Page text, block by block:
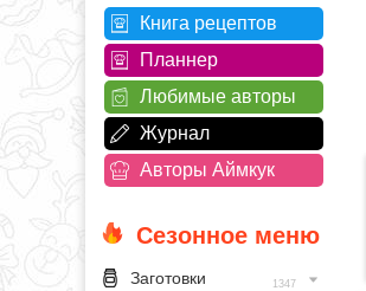
Книга рецептов
Планнер
Любимые авторы
Журнал
Авторы Аймкук
Сезонное меню
Заготовки 1347